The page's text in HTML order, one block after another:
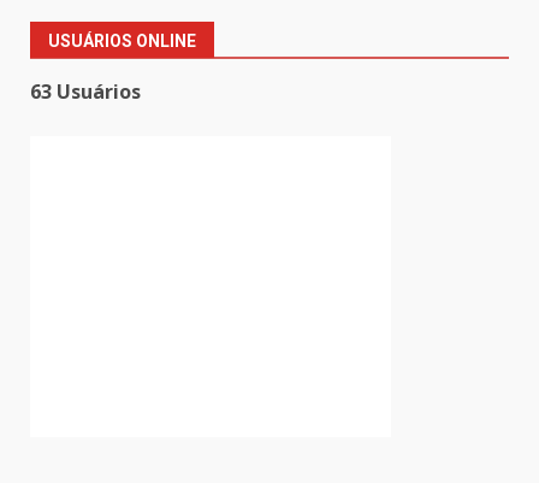
USUÁRIOS ONLINE
63 Usuários